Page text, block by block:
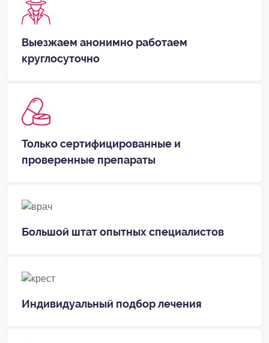
Выезжаем анонимно работаем
круглосуточно
Только сертифицированные и
проверенные препараты
Большой штат опытных специалистов
Индивидуальный подбор лечения